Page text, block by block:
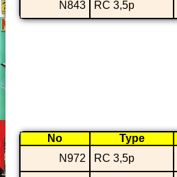
N843 RC 3,5p
No Type
N972
RC 3,5p